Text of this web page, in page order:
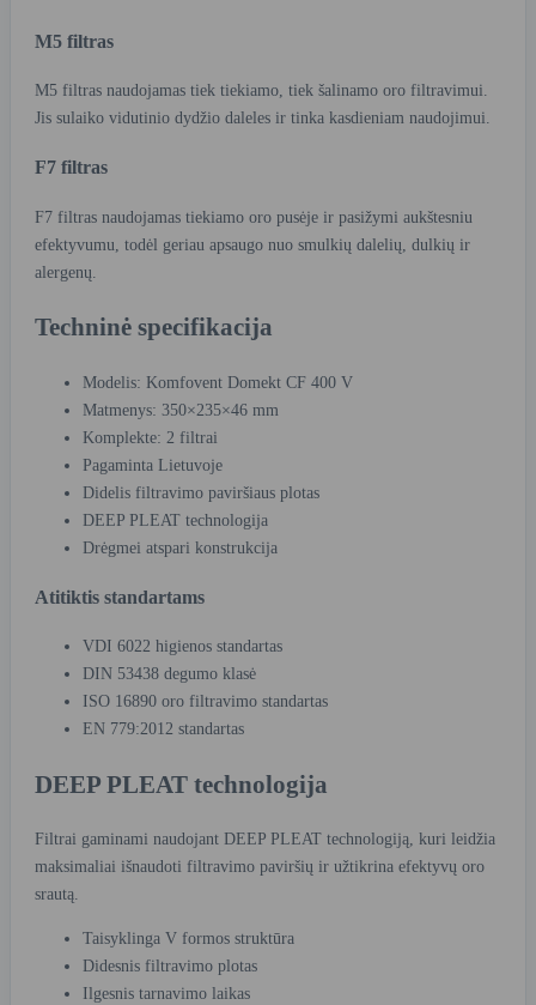
M5 filtras
M5 filtras naudojamas tiek tiekiamo, tiek šalinamo oro filtravimui.
Jis sulaiko vidutinio dydžio daleles ir tinka kasdieniam naudojimui.
F7 filtras
F7 filtras naudojamas tiekiamo oro pusėje ir pasižymi aukštesniu
efektyvumu, todėl geriau apsaugo nuo smulkių dalelių, dulkių ir
alergenų.
Techninė specifikacija
Modelis: Komfovent Domekt CF 400 V
Matmenys: 350×235×46 mm
Komplekte: 2 filtrai
Pagaminta Lietuvoje
Didelis filtravimo paviršiaus plotas
DEEP PLEAT technologija
Drėgmei atspari konstrukcija
Atitiktis standartams
VDI 6022 higienos standartas
DIN 53438 degumo klasė
ISO 16890 oro filtravimo standartas
EN 779:2012 standartas
DEEP PLEAT technologija
Filtrai gaminami naudojant DEEP PLEAT technologiją, kuri leidžia
maksimaliai išnaudoti filtravimo paviršių ir užtikrina efektyvų oro
srautą.
Taisyklinga V formos struktūra
Didesnis filtravimo plotas
Ilgesnis tarnavimo laikas